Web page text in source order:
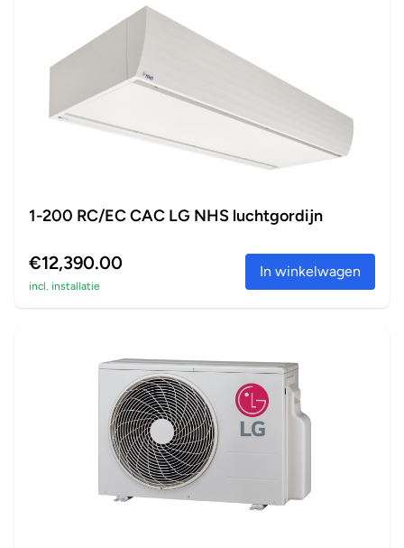
1-200 RC/EC CAC LG NHS luchtgordijn
€12,390.00
incl. installatie
In winkelwagen